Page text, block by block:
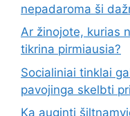
nepadaroma ši
Ar žinojote, kurias
tikrina pirmiausia?
Socialiniai tinklai
pavojinga skelbti
Ką auginti